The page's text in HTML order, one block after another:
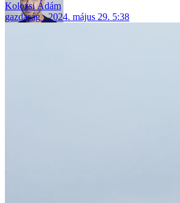
Kolozsi Ádám
gazdaság
2024. május 29. 5:38